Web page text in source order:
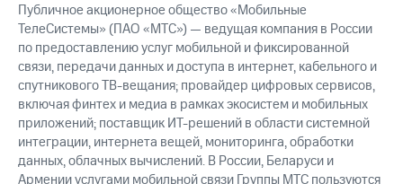
Публичное акционерное общество «Мобильные
ТелеСистемы» (ПАО «МТС») — ведущая компания в России
по предоставлению услуг мобильной и фиксированной
связи, передачи данных и доступа в интернет, кабельного и
спутникового ТВ-вещания; провайдер цифровых сервисов,
включая финтех и медиа в рамках экосистем и мобильных
приложений; поставщик ИТ-решений в области системной
интеграции, интернета вещей, мониторинга, обработки
данных, облачных вычислений. В России, Беларуси и